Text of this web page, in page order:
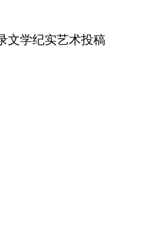
文学纪实艺术投稿